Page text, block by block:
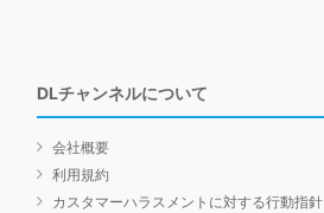
DLチャンネルについて
会社概要
利用規約
カスタマーハラスメントに対する行動指針